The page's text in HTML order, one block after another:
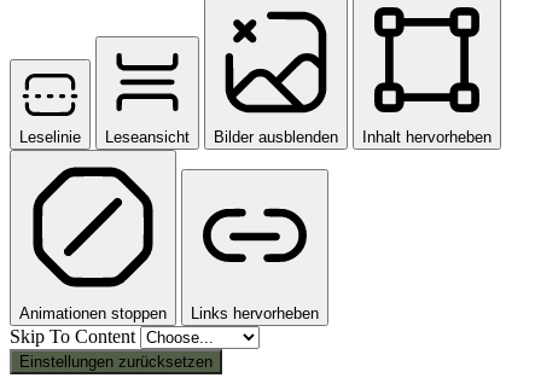
Leselinie Leseansicht Bilder ausblenden Inhalt hervorheben
Animationen stoppen Links hervorheben
Skip To Content
Einstellungen zurücksetzen